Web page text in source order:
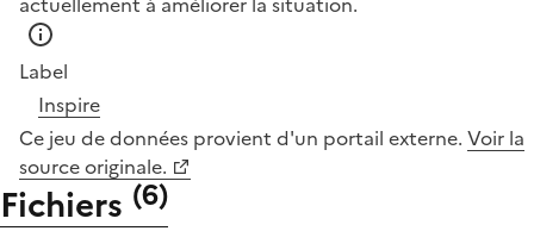
Label
Inspire
Ce jeu de données provient d'un portail externe. Voir la
source originale.
Fichiers (6)